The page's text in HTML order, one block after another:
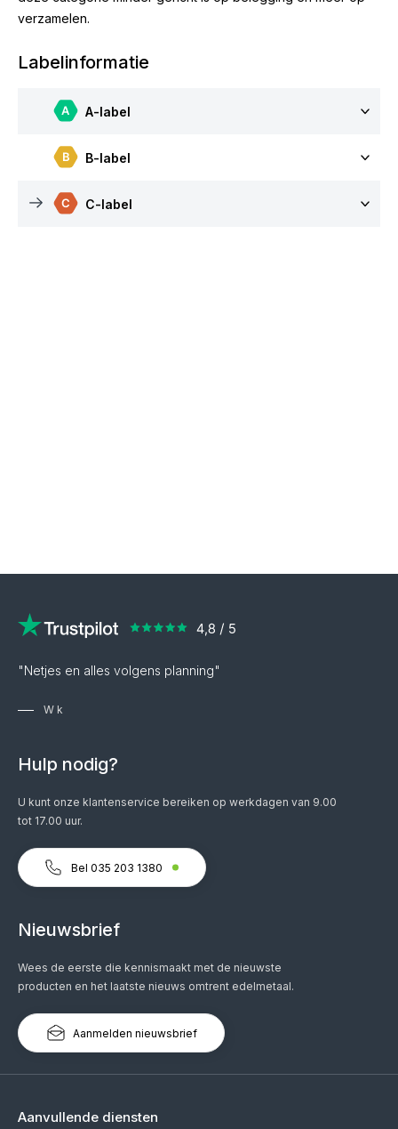
verzamelen.
Labelinformatie
A-label
B-label
C-label
"Netjes en alles volgens planning"
W k
Hulp nodig?
U kunt onze klantenservice bereiken op werkdagen van 9.00
tot 17.00 uur.
Bel 035 203 1380
Nieuwsbrief
Wees de eerste die kennismaakt met de nieuwste
producten en het laatste nieuws omtrent edelmetaal.
Aanmelden nieuwsbrief
Aanvullende diensten